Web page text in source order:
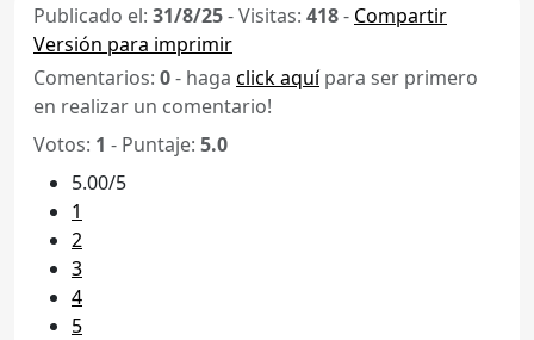
Publicado el: 31/8/25-Visitas: 418- Compartir
Versión para imprimir
Comentarios: 0- haga click aquípara ser primero
en realizar un comentario!
Votos: 1 - Puntaje: 5.0
5.00/5
1
2
3
4
5